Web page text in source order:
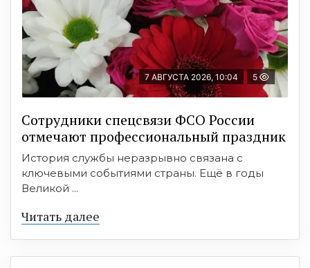
7 АВГУСТА 2026, 10:04 5
Сотрудники спецсвязи ФСО России
отмечают профессиональный праздник
История службы неразрывно связана с
ключевыми событиями страны. Ещё в годы
Великой ...
Читать далее